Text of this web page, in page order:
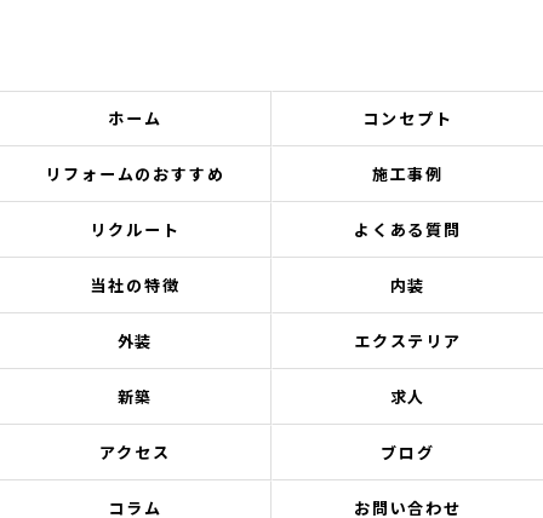
ホーム コンセプト
リフォームのおすすめ 施工事例
リクルート よくある質問
当社の特徴 内装
外装 エクステリア
新築 求人
アクセス ブログ
コラム お問い合わせ